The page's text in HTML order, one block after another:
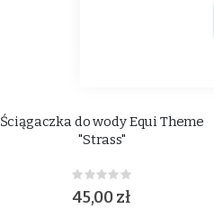
Ściągaczka do wody Equi Theme
"Strass"
Rating:
0%
45,00 zł